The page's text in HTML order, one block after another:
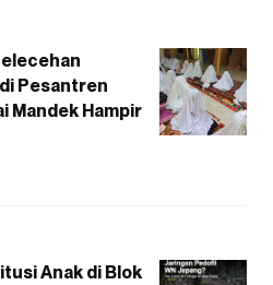
Pesantren
Mandek Hampir
Anak di Blok